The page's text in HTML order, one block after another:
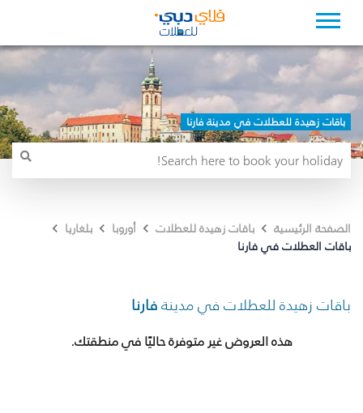
باقات زهيدة للعطلات في مدينة فارنا
الصفحة الرئيسية باقات زهيدة للعطلات أوروبا
بلغاريا
باقات العطلات في فارنا
باقات زهيدة للعطلات في مدينةفارنا
هذه العروض غير متوفرة حاليًا في منطقتك.